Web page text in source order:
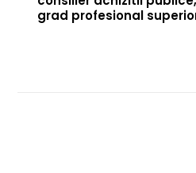
grad profesional